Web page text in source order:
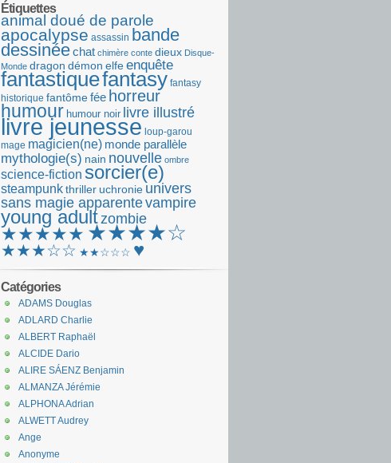
Étiquettes
animal doué de parole
apocalypse assassin bande
dessinéechat chimère conte dieux Disque-
Monde dragon démon elfeenquête
fantastiquefantasy fantasy
historique fantômefée horreur
humour humour noir livre illustré
livre jeunesse loup-garou
mage magicien(ne) monde parallèle
mythologie(s) nain nouvelle ombre
science-fiction sorcier(e)
steampunkthriller uchronie univers
sans magie apparentevampire
young adultzombie
★★★★★ ★★★★☆
★★★☆☆ ★★☆☆☆ ♥
Catégories
ADAMS Douglas
ADLARD Charlie
ALBERT Raphaël
ALCIDE Dario
ALIRE SÁENZ Benjamin
ALMANZA Jérémie
ALPHONA Adrian
ALWETT Audrey
Ange
Anonyme